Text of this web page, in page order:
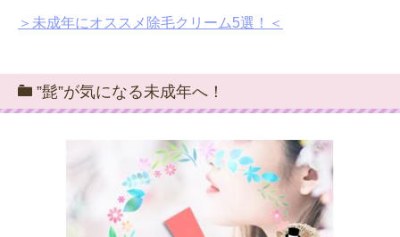
＞未成年にオススメ除毛クリーム5選！＜
”髭”が気になる未成年へ！